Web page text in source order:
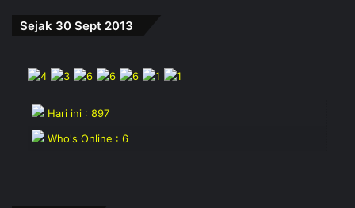
Sejak 30 Sept 2013
Hari ini : 897
Who's Online : 6